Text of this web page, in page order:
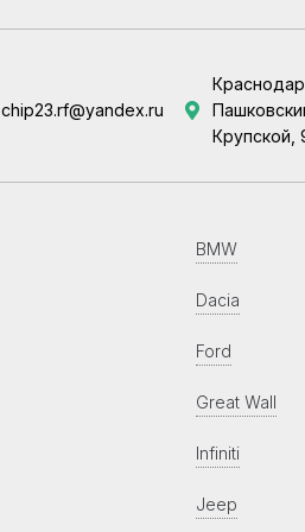
chip23.rf@yandex.ru
Крупской,
BMW
Dacia
Ford
Great Wall
Infiniti
Jeep